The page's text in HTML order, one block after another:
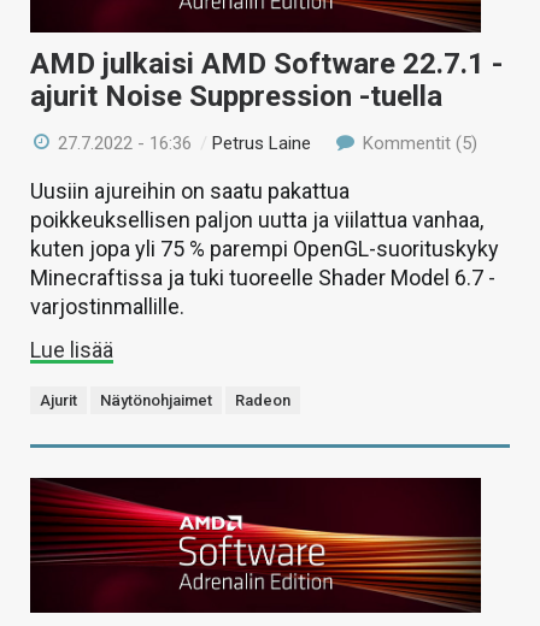
AMD julkaisi AMD Software 22.7.1 -
ajurit Noise Suppression -tuella
27.7.2022 - 16:36 /Petrus Laine Kommentit (5)
Uusiin ajureihin on saatu pakattua
poikkeuksellisen paljon uutta ja viilattua vanhaa,
kuten jopa yli 75 % parempi OpenGL-suorituskyky
Minecraftissa ja tuki tuoreelle Shader Model 6.7 -
varjostinmallille.
Lue lisää
Ajurit Näytönohjaimet Radeon